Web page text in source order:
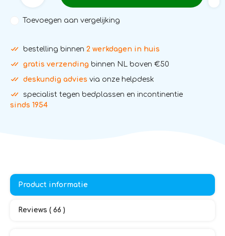
Toevoegen aan vergelijking
bestelling binnen 2 werkdagen in huis
gratis verzending binnen NL boven €50
deskundig advies via onze helpdesk
specialist tegen bedplassen en incontinentie
sinds 1954
Product informatie
Reviews ( 66 )